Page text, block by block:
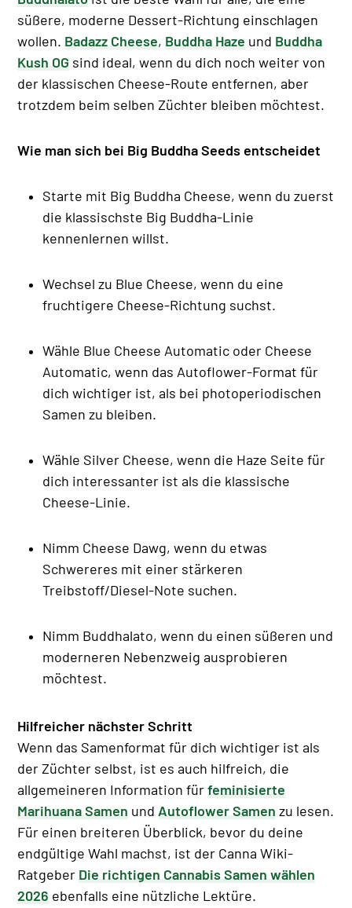
süßere, moderne Dessert-Richtung einschlagen
wollen. Badazz Cheese, Buddha Haze und Buddha
Kush OG sind ideal, wenn du dich noch weiter von
der klassischen Cheese-Route entfernen, aber
trotzdem beim selben Züchter bleiben möchtest.
Wie man sich bei Big Buddha Seeds entscheidet
Starte mit Big Buddha Cheese, wenn du zuerst
die klassischste Big Buddha-Linie
kennenlernen willst.
Wechsel zu Blue Cheese, wenn du eine
fruchtigere Cheese-Richtung suchst.
Wähle Blue Cheese Automatic oder Cheese
Automatic, wenn das Autoflower-Format für
dich wichtiger ist, als bei photoperiodischen
Samen zu bleiben.
Wähle Silver Cheese, wenn die Haze Seite für
dich interessanter ist als die klassische
Cheese-Linie.
Nimm Cheese Dawg, wenn du etwas
Schwereres mit einer stärkeren
Treibstoff/Diesel-Note suchen.
Nimm Buddhalato, wenn du einen süßeren und
moderneren Nebenzweig ausprobieren
möchtest.
Hilfreicher nächster Schritt
Wenn das Samenformat für dich wichtiger ist als
der Züchter selbst, ist es auch hilfreich, die
allgemeineren Information fürfeminisierte
Marihuana Samen und Autoflower Samen zu lesen.
Für einen breiteren Überblick, bevor du deine
endgültige Wahl machst, ist der Canna Wiki-
Ratgeber Die richtigen Cannabis Samen wählen
2026 ebenfalls eine nützliche Lektüre.